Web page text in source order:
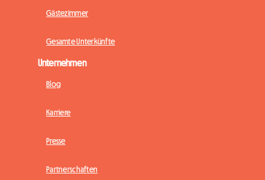
Gästezimmer
Gesamte Unterkünfte
Unternehmen
Blog
Karriere
Presse
Partnerschaften